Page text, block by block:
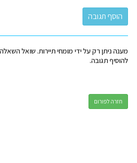
מענה ניתן רק על ידי מומחי תיירות. שואל
להוסיף תגובה.
חזרה לפורום